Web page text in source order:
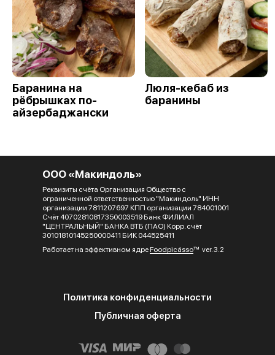
Баранина на
рёбрышках по-
айзербаджански
Люля-кебаб из
баранины
ООО «Макиндоль»
Реквизиты счёта Организация Общество с
ограниченной ответственностью "Макиндоль" ИНН
организации 7811207697 КПП организации 784001001
Счёт 40702810817350003519 Банк ФИЛИАЛ
"ЦЕНТРАЛЬНЫЙ" БАНКА ВТБ (ПАО) Корр. счёт
30101810145250000411 БИК 044525411
Работает на эффективном ядреFoodpicássover. 3.2
Политика конфиденциальности
Публичная оферта